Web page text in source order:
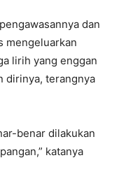
dan
mengeluarkan
lirih yang enggan
dirinya, terangnya
benar dilakukan
katanya